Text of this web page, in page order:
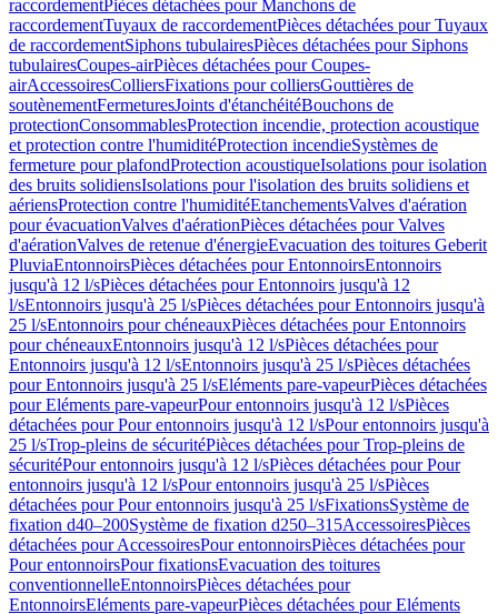
raccordementPièces détachées pour Manchons de
raccordementTuyaux de raccordementPièces détachées pour Tuyaux
de raccordementSiphons tubulairesPièces détachées pour Siphons
tubulairesCoupes-airPièces détachées pour Coupes-
airAccessoiresColliersFixations pour colliersGouttières de
soutènementFermeturesJoints d'étanchéitéBouchons de
protectionConsommablesProtection incendie, protection acoustique
et protection contre l'humiditéProtection incendieSystèmes de
fermeture pour plafondProtection acoustiqueIsolations pour isolation
des bruits solidiensIsolations pour l'isolation des bruits solidiens et
aériensProtection contre l'humiditéEtanchementsValves d'aération
pour évacuationValves d'aérationPièces détachées pour Valves
d'aérationValves de retenue d'énergieEvacuation des toitures Geberit
PluviaEntonnoirsPièces détachées pour EntonnoirsEntonnoirs
jusqu'à 12 l/sPièces détachées pour Entonnoirs jusqu'à 12
l/sEntonnoirs jusqu'à 25 l/sPièces détachées pour Entonnoirs jusqu'à
25 l/sEntonnoirs pour chéneauxPièces détachées pour Entonnoirs
pour chéneauxEntonnoirs jusqu'à 12 l/sPièces détachées pour
Entonnoirs jusqu'à 12 l/sEntonnoirs jusqu'à 25 l/sPièces détachées
pour Entonnoirs jusqu'à 25 l/sEléments pare-vapeurPièces détachées
pour Eléments pare-vapeurPour entonnoirs jusqu'à 12 l/sPièces
détachées pour Pour entonnoirs jusqu'à 12 l/sPour entonnoirs jusqu'à
25 l/sTrop-pleins de sécuritéPièces détachées pour Trop-pleins de
sécuritéPour entonnoirs jusqu'à 12 l/sPièces détachées pour Pour
entonnoirs jusqu'à 12 l/sPour entonnoirs jusqu'à 25 l/sPièces
détachées pour Pour entonnoirs jusqu'à 25 l/sFixationsSystème de
fixation d40–200Système de fixation d250–315AccessoiresPièces
détachées pour AccessoiresPour entonnoirsPièces détachées pour
Pour entonnoirsPour fixationsEvacuation des toitures
conventionnelleEntonnoirsPièces détachées pour
EntonnoirsEléments pare-vapeurPièces détachées pour Eléments